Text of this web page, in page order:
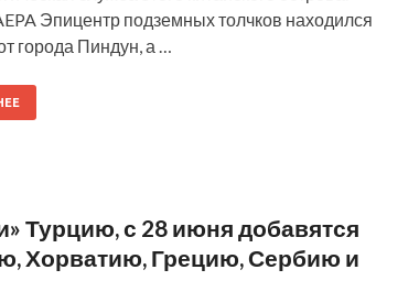
Эпицентр подземных толчков находился
города Пиндун, а …
Турцию, с 28 июня добавятся
Хорватию, Грецию, Сербию и